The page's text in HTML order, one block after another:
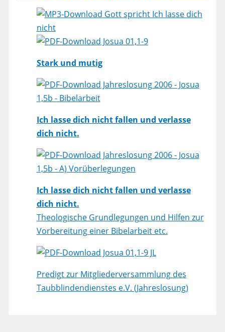
Gott spricht Ich lasse dich
nicht
Josua 01,1-9
Stark und mutig
Jahreslosung 2006 - Josua
1,5b - Bibelarbeit
Ich lasse dich nicht fallen und verlasse
dich nicht.
Jahreslosung 2006 - Josua
1,5b - A) Vorüberlegungen
Ich lasse dich nicht fallen und verlasse
dich nicht.
Theologische Grundlegungen und Hilfen zur
Vorbereitung einer Bibelarbeit etc.
Josua 01,1-9 JL
Predigt zur Mitgliederversammlung des
Taubblindendienstes e.V. (Jahreslosung)